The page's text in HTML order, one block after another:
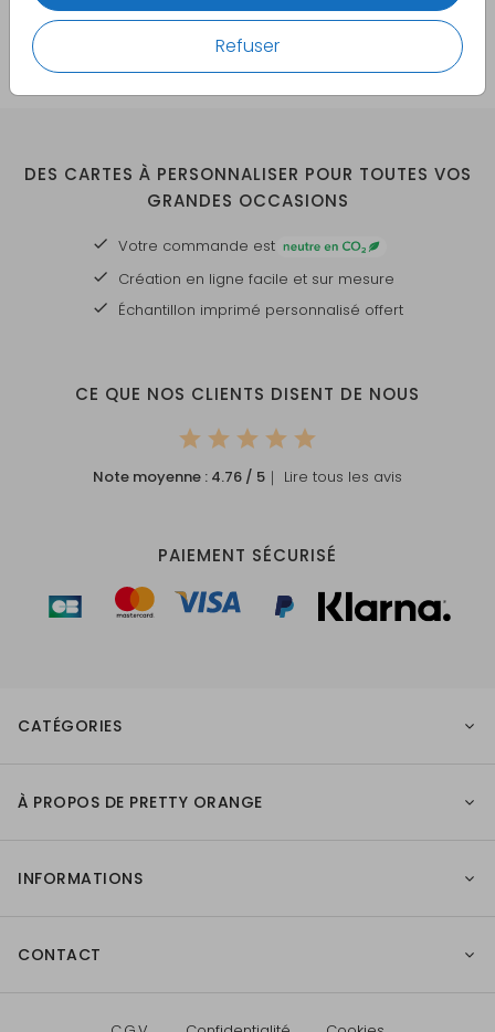
Refuser
DES CARTES À PERSONNALISER POUR TOUTES VOS
GRANDES OCCASIONS
Votre commande est
Création en ligne facile et sur mesure
Échantillon imprimé personnalisé offert
CE QUE NOS CLIENTS DISENT DE NOUS
Note moyenne : 4.76 / 5 ｜ Lire tous les avis
PAIEMENT SÉCURISÉ
CATÉGORIES
À PROPOS DE PRETTY ORANGE
INFORMATIONS
CONTACT